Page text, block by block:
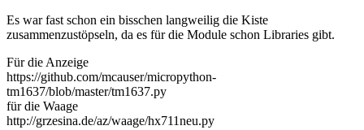
Es war fast schon ein bisschen langweilig die Kiste
zusammenzustöpseln, da es für die Module schon Libraries gibt.
Für die Anzeige
https://github.com/mcauser/micropython-
tm1637/blob/master/tm1637.py
für die Waage
http://grzesina.de/az/waage/hx711neu.py